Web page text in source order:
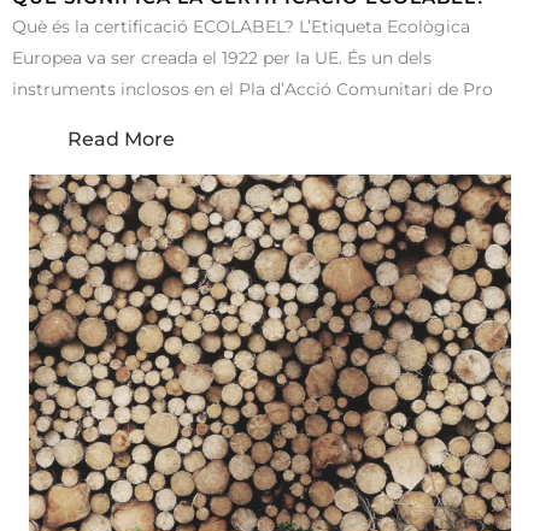
Què és la certificació ECOLABEL? L’Etiqueta Ecològica
Europea va ser creada el 1922 per la UE. És un dels
instruments inclosos en el Pla d’Acció Comunitari de Pro
Read More